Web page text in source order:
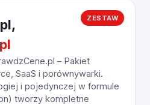
ZESTAW
– Pakiet
SaaS i porównywarki.
i pojedynczej w formule
tworzy kompletne